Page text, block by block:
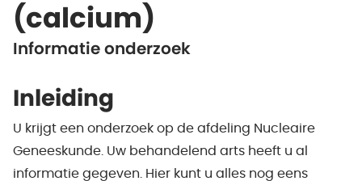
(calcium)
Informatie onderzoek
Inleiding
U krijgt een onderzoek op de afdeling Nucleaire
Geneeskunde. Uw behandelend arts heeft u al
informatie gegeven. Hier kunt u alles nog eens